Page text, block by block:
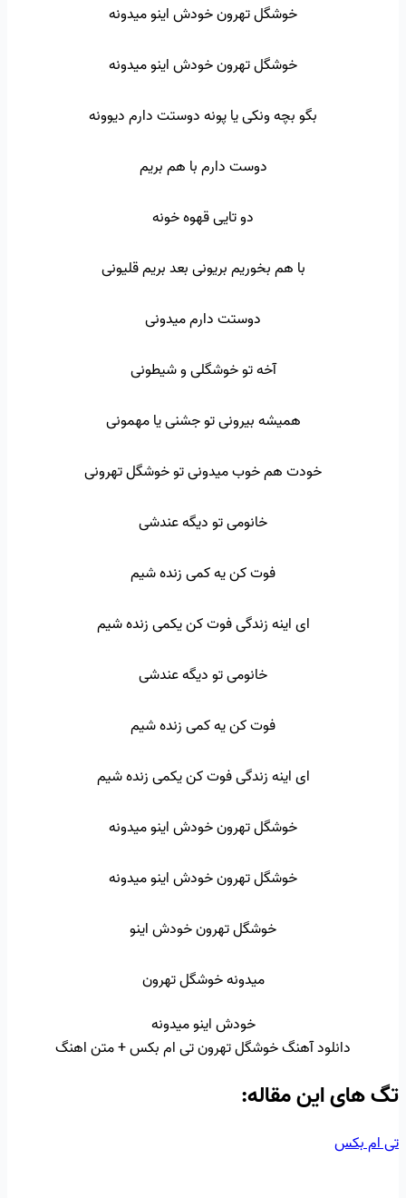
خوشگل تهرون خودش اینو میدونه
خوشگل تهرون خودش اینو میدونه
بگو بچه ونکی یا پونه دوستت دارم دیوونه
دوست دارم با هم بریم
دو تایی قهوه خونه
با هم بخوریم بریونی بعد بریم قلیونی
دوستت دارم میدونی
آخه تو خوشگلی و شیطونی
همیشه بیرونی تو جشنی یا مهمونی
خودت هم خوب میدونی تو خوشگل تهرونی
خانومی تو دیگه عندشی
فوت کن یه کمی زنده شیم
ای اینه زندگی فوت کن یکمی زنده شیم
خانومی تو دیگه عندشی
فوت کن یه کمی زنده شیم
ای اینه زندگی فوت کن یکمی زنده شیم
خوشگل تهرون خودش اینو میدونه
خوشگل تهرون خودش اینو میدونه
خوشگل تهرون خودش اینو
میدونه خوشگل تهرون
خودش اینو میدونه
دانلود آهنگ خوشگل تهرون تی ام بکس + متن اهنگ
تگ‌ های این مقاله:
تی ام بکس